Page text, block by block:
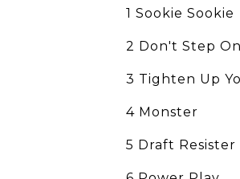
1 Sookie Sookie
2 Don't Step
3 Tighten Up
4 Monster
5 Draft Resister